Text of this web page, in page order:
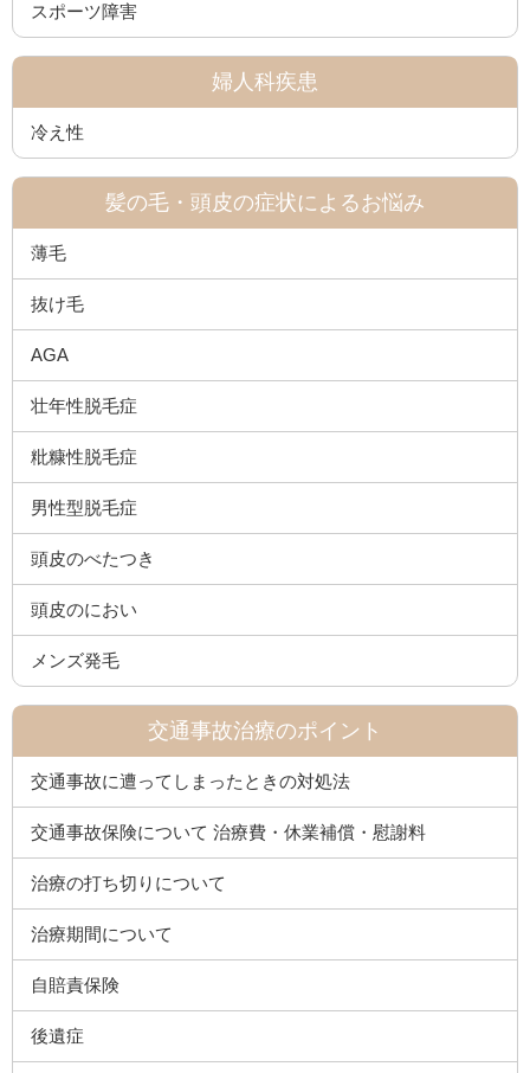
スポーツ障害
婦人科疾患
冷え性
髪の毛・頭皮の症状によるお悩み
薄毛
抜け毛
AGA
壮年性脱毛症
粃糠性脱毛症
男性型脱毛症
頭皮のべたつき
頭皮のにおい
メンズ発毛
交通事故治療のポイント
交通事故に遭ってしまったときの対処法
交通事故保険について 治療費・休業補償・慰謝料
治療の打ち切りについて
治療期間について
自賠責保険
後遺症